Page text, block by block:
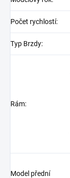
Počet rychlostí:
Typ Brzdy:
Rám:
Model přední